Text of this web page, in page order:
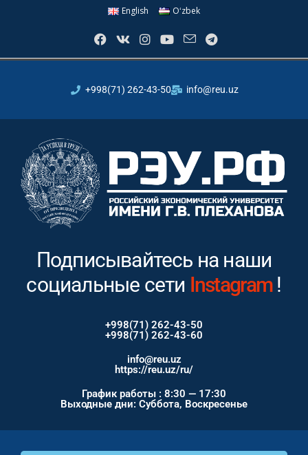
English Oʻzbek
+998(71) 262-43-50 info@reu.uz
Подписывайтесь на наши
социальные сетиYoutube!
+998(71) 262-43-50
+998(71) 262-43-60
info@reu.uz
https://reu.uz/ru/
График работы : 8:30 — 17:30
Выходные дни: Суббота, Воскресенье